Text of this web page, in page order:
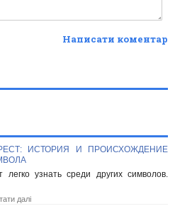
Написати коментар
ИСТОРИЯ И ПРОИСХОЖДЕНИЕ
легко узнать среди других символов.
далі